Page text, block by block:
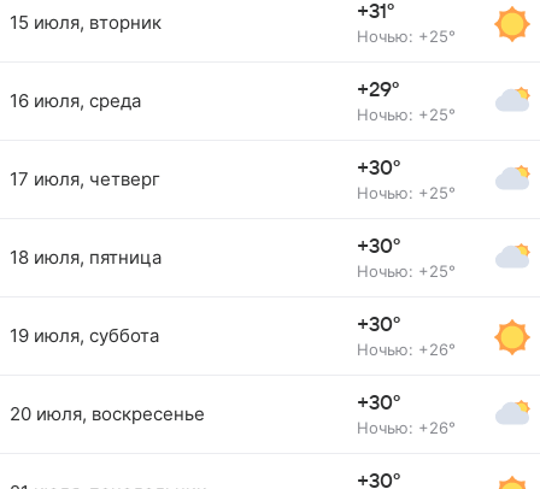
15 июля, вторник +31°
Ночью: +25°
16 июля, среда +29°
Ночью: +25°
17 июля, четверг +30°
Ночью: +25°
18 июля, пятница +30°
Ночью: +25°
19 июля, суббота +30°
Ночью: +26°
20 июля, воскресенье +30°
Ночью: +26°
+30°